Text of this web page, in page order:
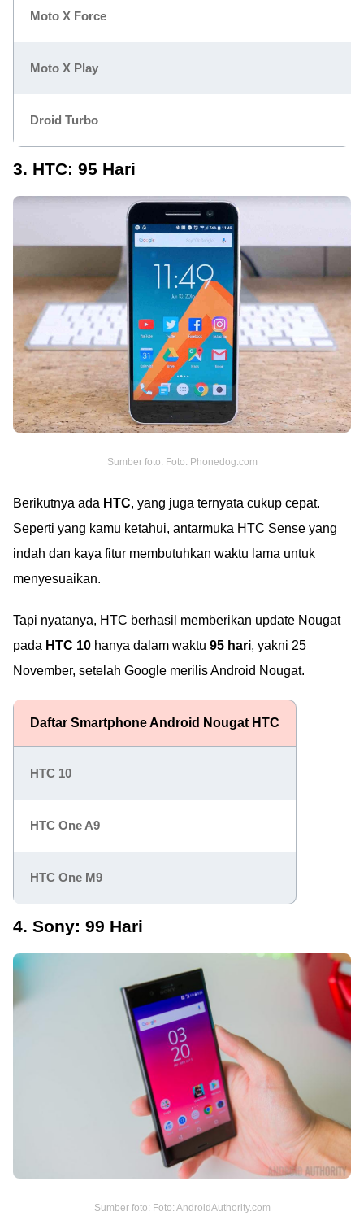
Moto X Force
Moto X Play
Droid Turbo
3. HTC: 95 Hari
Sumber foto: Foto: Phonedog.com
Berikutnya ada HTC, yang juga ternyata cukup cepat.
Seperti yang kamu ketahui, antarmuka HTC Sense yang
indah dan kaya fitur membutuhkan waktu lama untuk
menyesuaikan.
Tapi nyatanya, HTC berhasil memberikan update Nougat
pada HTC 10 hanya dalam waktu 95 hari, yakni 25
November, setelah Google merilis Android Nougat.
Daftar Smartphone Android Nougat HTC
HTC 10
HTC One A9
HTC One M9
4. Sony: 99 Hari
Sumber foto: Foto: AndroidAuthority.com